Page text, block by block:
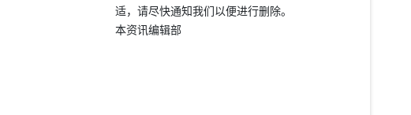
适，请尽快通知我们以便进行删除。
本资讯编辑部